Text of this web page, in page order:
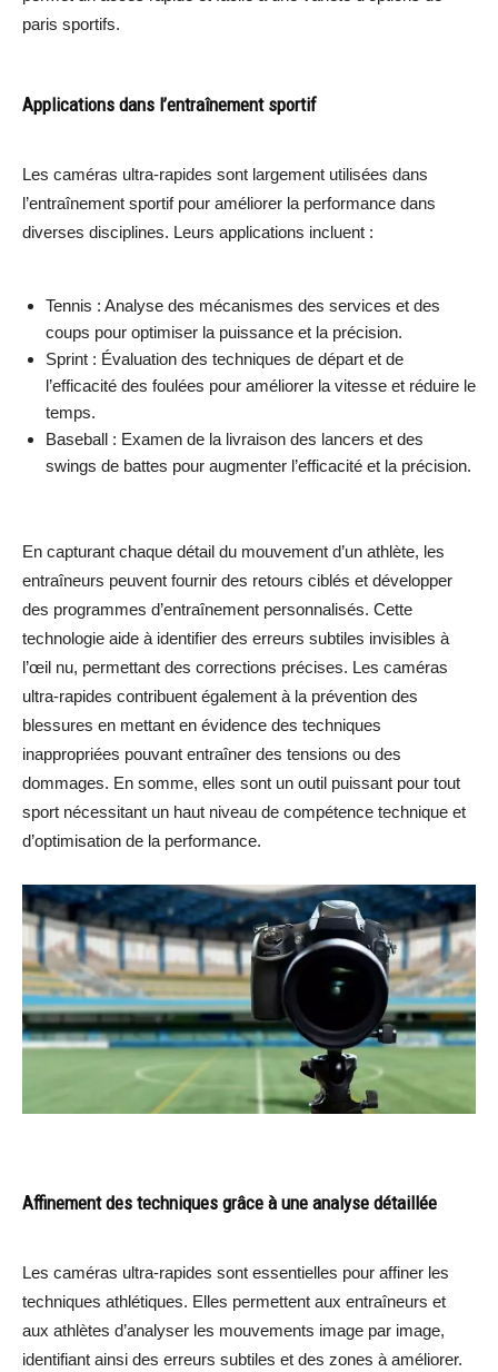
paris sportifs.
Applications dans l’entraînement sportif
Les caméras ultra-rapides sont largement utilisées dans
l’entraînement sportif pour améliorer la performance dans
diverses disciplines. Leurs applications incluent :
Tennis : Analyse des mécanismes des services et des
coups pour optimiser la puissance et la précision.
Sprint : Évaluation des techniques de départ et de
l’efficacité des foulées pour améliorer la vitesse et réduire le
temps.
Baseball : Examen de la livraison des lancers et des
swings de battes pour augmenter l’efficacité et la précision.
En capturant chaque détail du mouvement d’un athlète, les
entraîneurs peuvent fournir des retours ciblés et développer
des programmes d’entraînement personnalisés. Cette
technologie aide à identifier des erreurs subtiles invisibles à
l’œil nu, permettant des corrections précises. Les caméras
ultra-rapides contribuent également à la prévention des
blessures en mettant en évidence des techniques
inappropriées pouvant entraîner des tensions ou des
dommages. En somme, elles sont un outil puissant pour tout
sport nécessitant un haut niveau de compétence technique et
d’optimisation de la performance.
Affinement des techniques grâce à une analyse détaillée
Les caméras ultra-rapides sont essentielles pour affiner les
techniques athlétiques. Elles permettent aux entraîneurs et
aux athlètes d’analyser les mouvements image par image,
identifiant ainsi des erreurs subtiles et des zones à améliorer.